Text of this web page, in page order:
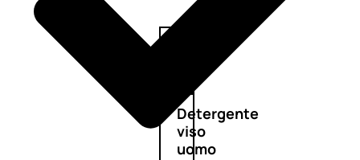
uomo
Detergente
viso
uomo